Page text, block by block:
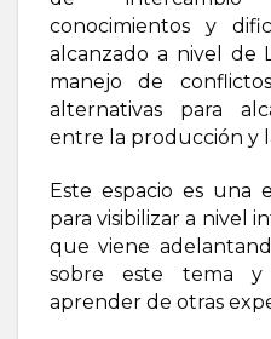
conocimientos y
alcanzado a nivel de
manejo de
alternativas para
entre la producción y
Este espacio es una
para visibilizar a nivel
que viene
sobre este tema y
aprender de otras